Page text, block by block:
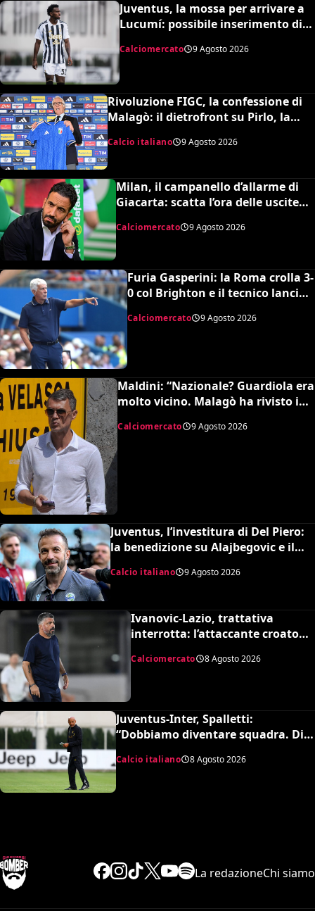
Juventus, la mossa per arrivare a
Lucumí: possibile inserimento di
Calciomercato 9 Agosto 2026
Rivoluzione FIGC, la confessione di
Malagò: il dietrofront su Pirlo, la
scelta Mancini e il nuovo volto
dell’Italia
Calcio italiano 9 Agosto 2026
Milan, il campanello d’allarme di
Giacarta: scatta l’ora delle uscite
Calciomercato 9 Agosto 2026
Furia Gasperini: la Roma crolla 3-
0 col Brighton e il tecnico lancia
l’allarme mercato
Calciomercato 9 Agosto 2026
Maldini: “Nazionale? Guardiola era
molto vicino. Malagò ha rivisto i
Calciomercato 9 Agosto 2026
Juventus, l’investitura di Del Piero:
la benedizione su Alajbegovic e il
fattore Spalletti per il ritorno in alto
Calcio italiano 9 Agosto 2026
Ivanovic-Lazio, trattativa
interrotta: l’attaccante croato
Calciomercato 8 Agosto 2026
Juventus-Inter, Spalletti:
“Dobbiamo diventare squadra. Di
Gregorio? Cose che possono
capitare”
Calcio italiano 8 Agosto 2026
La redazioneChi siamo